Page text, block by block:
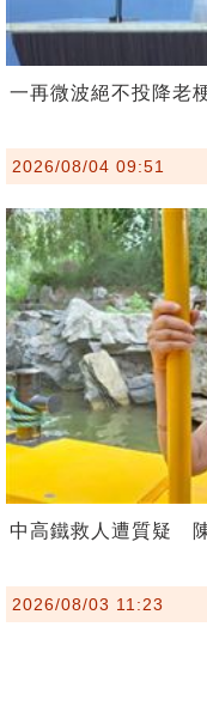
一再微波絕不投降老
2026/08/04 09:51
中高鐵救人遭質疑
2026/08/03 11:23